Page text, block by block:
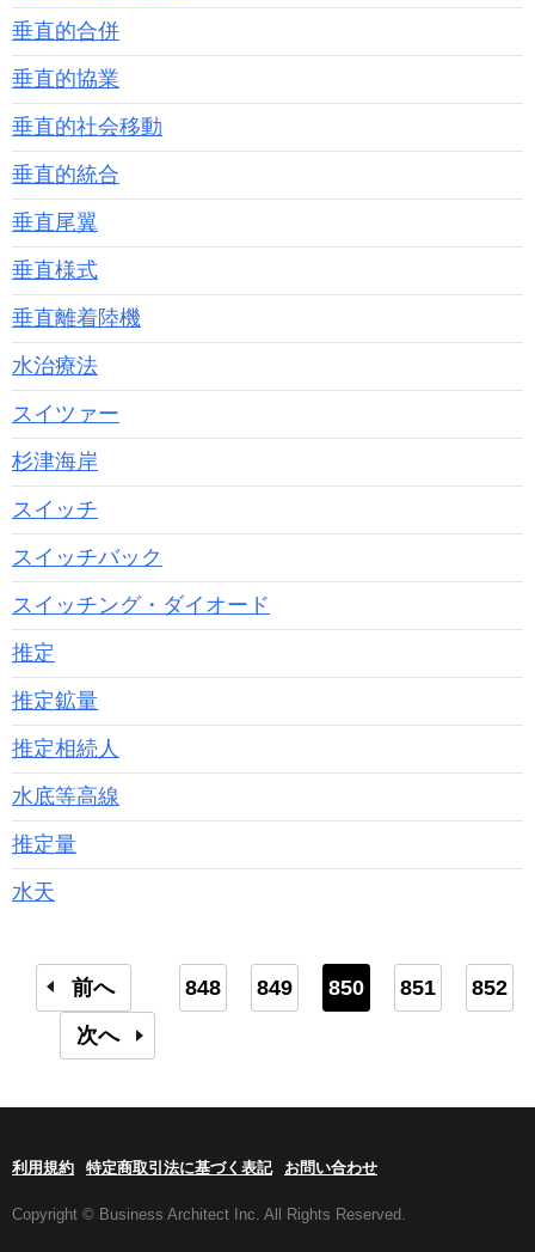
垂直的合併
垂直的協業
垂直的社会移動
垂直的統合
垂直尾翼
垂直様式
垂直離着陸機
水治療法
スイツァー
杉津海岸
スイッチ
スイッチバック
スイッチング・ダイオード
推定
推定鉱量
推定相続人
水底等高線
推定量
水天
前へ 848 849 850 851
852
次へ
利用規約 特定商取引法に基づく表記 お問い合わせ
Copyright © Business Architect Inc. All Rights Reserved.